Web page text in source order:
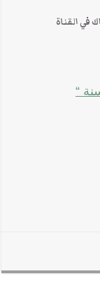
في القناة
“